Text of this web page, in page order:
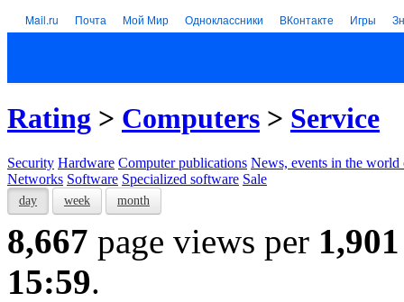
Mail.ru Почта Мой Мир Одноклассники ВКонтакте Игры
Rating > Computers > Service
Security Hardware Computer publications News, events in the world
Networks Software Specialized software Sale
day week month
8,667 page views per 1,901
15:59.